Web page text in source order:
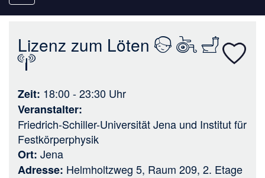
navigation
Lizenz zum Löten
Zeit 18:00 - 23:30 Uhr
Veranstalter
Friedrich-Schiller-Universität Jena und Institut für
Festkörperphysik
Ort Jena
Adresse Helmholtzweg 5, Raum 209, 2. Etage